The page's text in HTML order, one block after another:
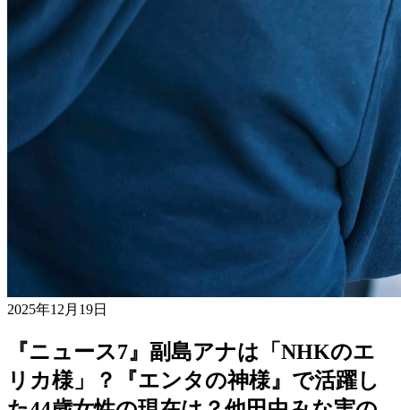
2025年12月19日
『ニュース7』副島アナは「NHKのエ
リカ様」？『エンタの神様』で活躍し